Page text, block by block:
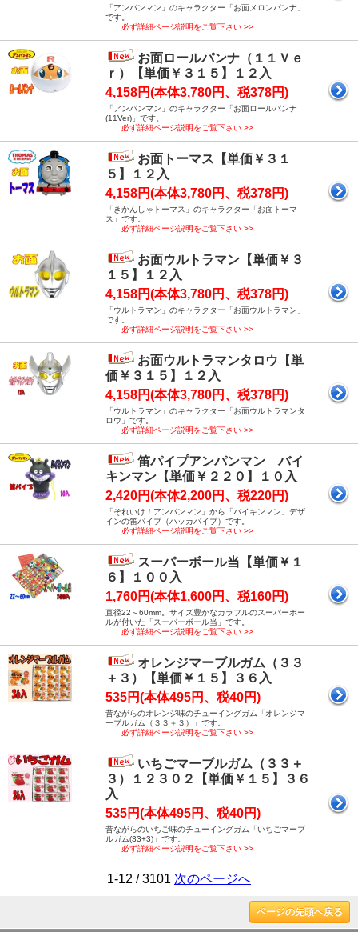
「アンパンマン」のキャラクター「お面メロンパンナ」
です。
必ず詳細ページ説明をご覧下さい >>
お面ロールパンナ（１１Ｖｅ
ｒ）【単価￥３１５】１２入
4,158円(本体3,780円、税378円)
「アンパンマン」のキャラクター「お面ロールパンナ
(11Ver)」です。
必ず詳細ページ説明をご覧下さい >>
お面トーマス【単価￥３１
５】１２入
4,158円(本体3,780円、税378円)
「きかんしゃトーマス」のキャラクター「お面トーマ
ス」です。
必ず詳細ページ説明をご覧下さい >>
お面ウルトラマン【単価￥３
１５】１２入
4,158円(本体3,780円、税378円)
「ウルトラマン」のキャラクター「お面ウルトラマン」
です。
必ず詳細ページ説明をご覧下さい >>
お面ウルトラマンタロウ【単
価￥３１５】１２入
4,158円(本体3,780円、税378円)
「ウルトラマン」のキャラクター「お面ウルトラマンタ
ロウ」です。
必ず詳細ページ説明をご覧下さい >>
笛パイプアンパンマン バイ
キンマン【単価￥２２０】１０入
2,420円(本体2,200円、税220円)
「それいけ！アンパンマン」から「バイキンマン」デザ
インの笛パイプ（ハッカパイプ）です。
必ず詳細ページ説明をご覧下さい >>
スーパーボール当【単価￥１
６】１００入
1,760円(本体1,600円、税160円)
直径22～60mm。サイズ豊かなカラフルのスーパーボー
ルが付いた「スーパーボール当」です。
必ず詳細ページ説明をご覧下さい >>
オレンジマーブルガム（３３
＋３）【単価￥１５】３６入
535円(本体495円、税40円)
昔ながらのオレンジ味のチューイングガム「オレンジマ
ーブルガム（３３＋３）」です。
必ず詳細ページ説明をご覧下さい >>
いちごマーブルガム（３３＋
３）１２３０２【単価￥１５】３６
入
535円(本体495円、税40円)
昔ながらのいちご味のチューイングガム「いちごマーブ
ルガム(33+3)」です。
必ず詳細ページ説明をご覧下さい >>
1-12 / 3101 次のページへ
ページの先頭へ戻る